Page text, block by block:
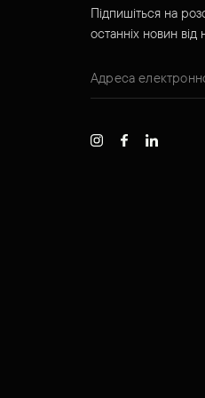
Підпишіться на
останніх новин